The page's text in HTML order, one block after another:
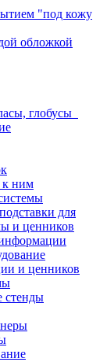
"под кожу
обложкой
глобусы
к ним
для
и ценников
и ценников
стенды